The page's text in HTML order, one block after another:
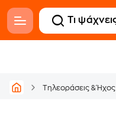
Τηλεοράσεις & Ήχος